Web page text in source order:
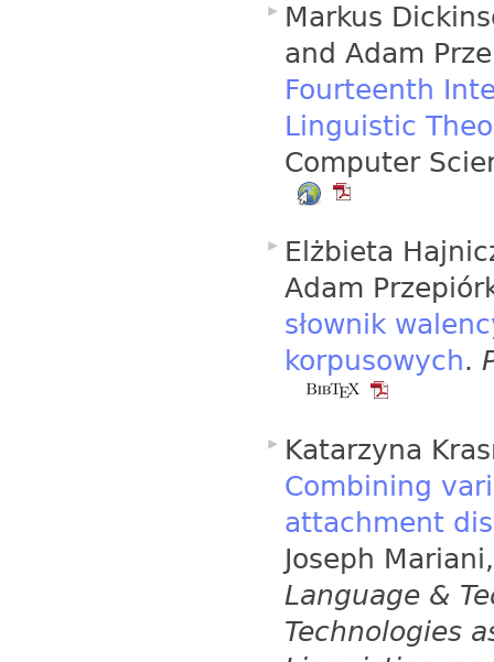
Markus
and Adam
Fourteenth
Linguistic
Computer
Elżbieta
Adam
słownik
korpusowych.
Katarzyna
Combining
attachment
Joseph
Language &
Technologies